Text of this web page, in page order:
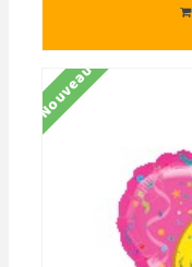
Nouveau